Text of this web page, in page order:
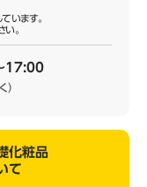
います。
。
17:00
）
化粧品
て